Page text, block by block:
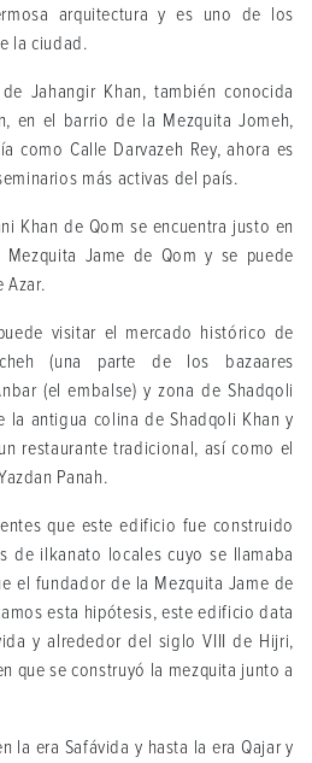
arquitectura y es uno de los
la ciudad.
Jahangir Khan, también conocida
en el barrio de la Mezquita Jomeh,
como Calle Darvazeh Rey, ahora es
más activas del país.
Khan de Qom se encuentra justo en
Jame de Qom y se puede
Azar.
visitar el mercado histórico de
(una parte de los bazaares
(el embalse) y zona de Shadqoli
la antigua colina de Shadqoli Khan y
restaurante tradicional, así como el
Panah.
que este edificio fue construido
de ilkanato locales cuyo se llamaba
el fundador de la Mezquita Jame de
esta hipótesis, este edificio data
y alrededor del siglo VIII de Hijri,
que se construyó la mezquita junto a
la era Safávida y hasta la era Qajar y